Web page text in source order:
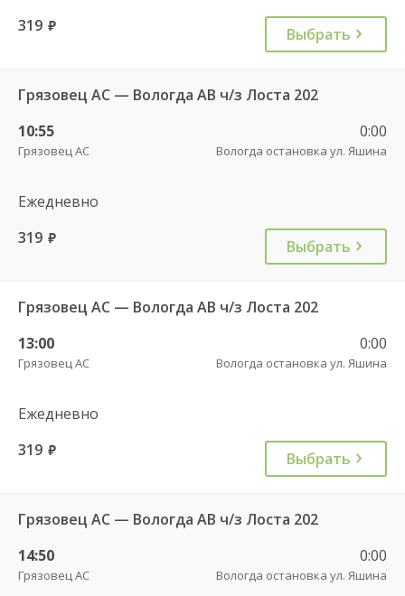
319 руб. Выбрать
Грязовец АС — Вологда АВ ч/з Лоста 202
10:55
Грязовец АС
0:00
Вологда остановка ул. Яшина
Ежедневно
319 руб. Выбрать
Грязовец АС — Вологда АВ ч/з Лоста 202
13:00
Грязовец АС
0:00
Вологда остановка ул. Яшина
Ежедневно
319 руб. Выбрать
Грязовец АС — Вологда АВ ч/з Лоста 202
14:50
Грязовец АС
0:00
Вологда остановка ул. Яшина